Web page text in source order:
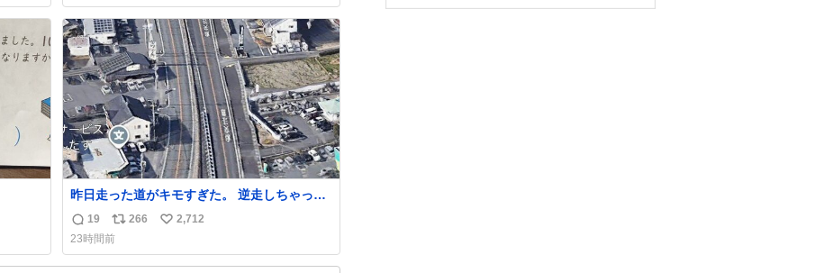
数
ス
ト
数
ね
数
昨日走った道がキモすぎた。 逆走しちゃった
かと思ったよ
返
信
数
19
リ
ポ
ス
266
い
ね
2,712
23時間前